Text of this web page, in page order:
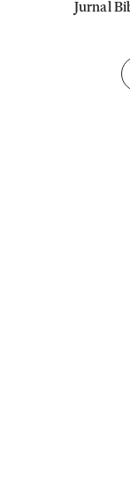
Jurnal